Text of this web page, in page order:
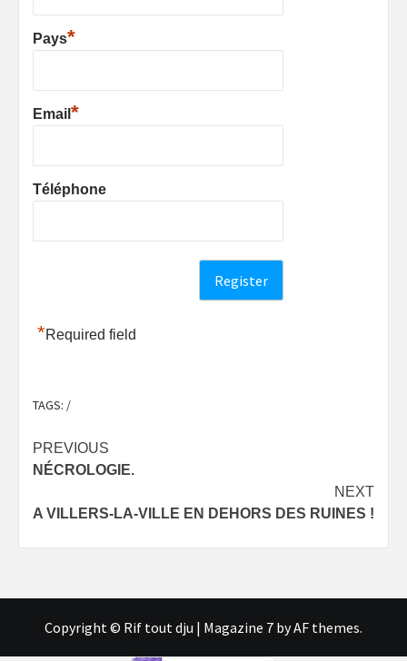
Pays*
Email *
Téléphone
*Required field
TAGS: /
Post
navigation
PREVIOUS
NÉCROLOGIE.
NEXT
A VILLERS-LA-VILLE EN DEHORS DES RUINES !
Copyright © Rif tout dju | Magazine 7 by AF themes.